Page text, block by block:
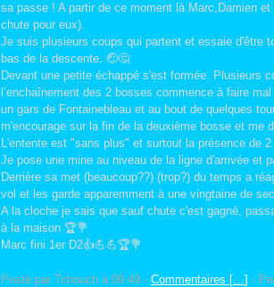
sa passe ! A partir de ce moment là Marc,Damien
chute pour eux).
Je suis plusieurs coups qui partent et essaie d'être
bas de la descente. 🤕🤔
Devant une petite échappé s'est formée. Plusieurs
l’enchaînement des 2 bosses commence à faire
un gars de Fontainebleau et au bout de quelques
m'encourage sur la fin de la deuxième bosse et me
L'entente est "sans plus" et surtout la présence de
Je pose une mine au niveau de la ligne d'arrivée et
Derrière sa met (beaucoup??) (trop?) du temps a
vol et les garde apparemment à une vingtaine de
A la cloche je sais que sauf chute c'est gagné,
à la maison 🏆💐
Marc fini 1er D2👍💪💪🏆💐
Posté par Tchouch à 09:49 - Commentaires […] -